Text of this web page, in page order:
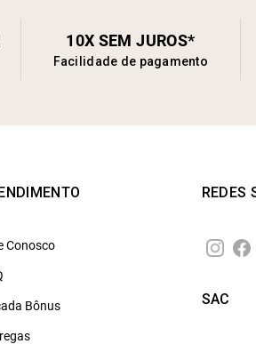
10X SEM JUROS*
Facilidade de pagamento
Conosco
Bônus
REDES
SAC